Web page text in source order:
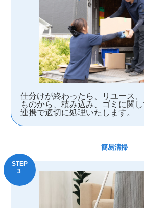
仕分けが終わったら、リユース
ものから、積み込み、ゴミに関
連携で適切に処理いたします。
簡易清掃